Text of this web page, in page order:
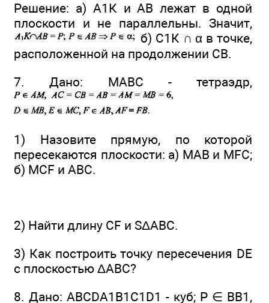
Решение: а) А1К и АВ лежат в одной
плоскости и не параллельны. Значит,
б) С1К ∩ α в точке,
расположенной на продолжении СВ.
7. Дано: МАВС - тетраэдр,
1) Назовите прямую, по которой
пересекаются плоскости: а) МАВ и MFC;
б) MCF и ABC.
2) Найти длину CF и SΔABC.
3) Как построить точку пересечения DE
с плоскостью ΔАВС?
8. Дано: ABCDA1B1C1D1 - куб; Р ∈ ВВ1,